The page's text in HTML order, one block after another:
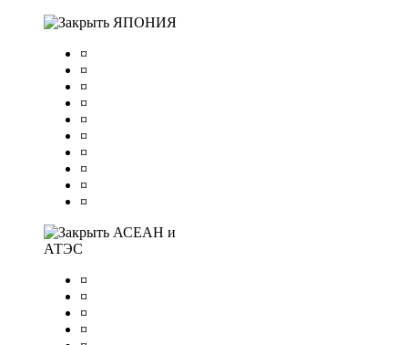
ЯПОНИЯ
¤
¤
¤
¤
¤
¤
¤
¤
¤
¤
АСЕАН и
АТЭС
¤
¤
¤
¤